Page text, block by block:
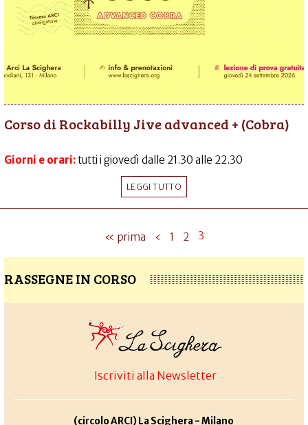
Corso di Rockabilly Jive advanced + (Cobra)
Giorni e orari:tutti i giovedì dalle 21.30 alle 22.30
LEGGI TUTTO
« prima ‹ 1 2 3
RASSEGNE IN CORSO
Iscriviti alla Newsletter
(circolo ARCI) La Scighera - Milano